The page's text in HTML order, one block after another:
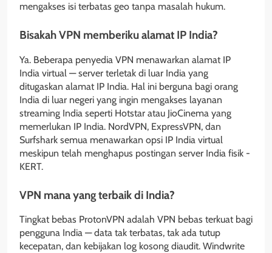
mengakses isi terbatas geo tanpa masalah hukum.
Bisakah VPN memberiku alamat IP India?
Ya. Beberapa penyedia VPN menawarkan alamat IP
India virtual — server terletak di luar India yang
ditugaskan alamat IP India. Hal ini berguna bagi orang
India di luar negeri yang ingin mengakses layanan
streaming India seperti Hotstar atau JioCinema yang
memerlukan IP India. NordVPN, ExpressVPN, dan
Surfshark semua menawarkan opsi IP India virtual
meskipun telah menghapus postingan server India fisik -
KERT.
VPN mana yang terbaik di India?
Tingkat bebas ProtonVPN adalah VPN bebas terkuat bagi
pengguna India — data tak terbatas, tak ada tutup
kecepatan, dan kebijakan log kosong diaudit. Windwrite